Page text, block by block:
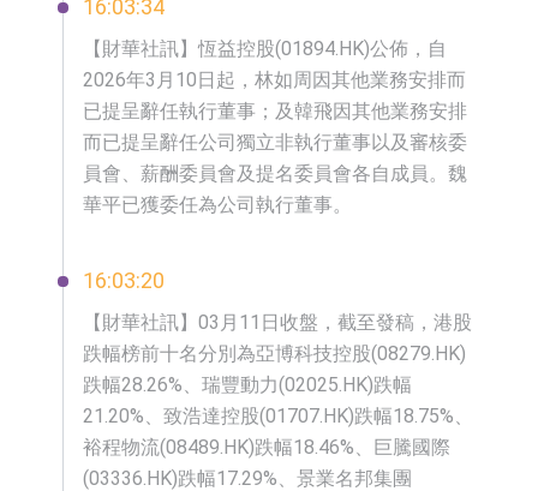
依米康：海外交付以東南亞、中東市
場為主 並已取得歐美相關認證
上交所：財通多策略福鑫定期開放靈
活配置混合型發起式證券投資基金臨
時停牌
上交所：景順長城全球半導體芯片產
業股票型證券投資基金臨時停牌
【異動股】港股跌幅榜前十，卡森國
(08611.HK)跌21.01%
技(02261.HK)漲+75.05%，辰興發展
(02286.HK)漲+64.91%
神火股份：新疆神火鋁水轉化率已
100%
【異動股】焦炭Ⅲ板塊下挫，陝西黑
貓(601015.CN)跌8.38%
浙江證監局對財通證券股份有限公司
採取出具警示函措施
山金國際：港股上市工作正常推進中
16:03:34
​【財華社訊】恆益控股(01894.HK)公佈，自
2026年3月10日起，林如周因其他業務安排而
已提呈辭任執行董事；及韓飛因其他業務安排
而已提呈辭任公司獨立非執行董事以及審核委
員會、薪酬委員會及提名委員會各自成員。魏
華平已獲委任為公司執行董事。
16:03:20
【財華社訊】03月11日收盤，截至發稿，港股
跌幅榜前十名分別為亞博科技控股(08279.HK)
跌幅28.26%、瑞豐動力(02025.HK)跌幅
21.20%、致浩達控股(01707.HK)跌幅18.75%、
裕程物流(08489.HK)跌幅18.46%、巨騰國際
(03336.HK)跌幅17.29%、景業名邦集團